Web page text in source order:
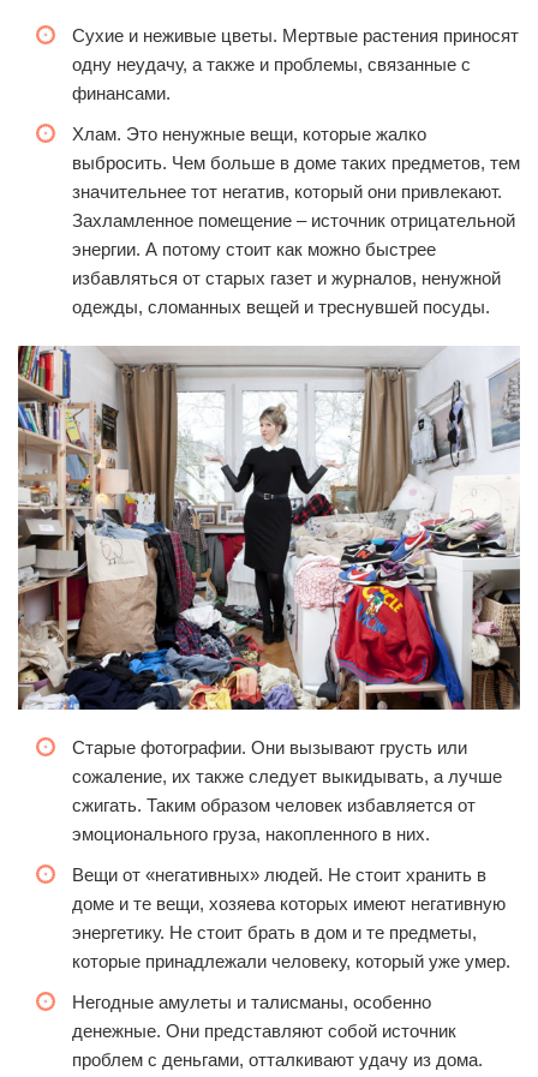
Сухие и неживые цветы. Мертвые растения приносят
одну неудачу, а также и проблемы, связанные с
финансами.
Хлам. Это ненужные вещи, которые жалко
выбросить. Чем больше в доме таких предметов, тем
значительнее тот негатив, который они привлекают.
Захламленное помещение – источник отрицательной
энергии. А потому стоит как можно быстрее
избавляться от старых газет и журналов, ненужной
одежды, сломанных вещей и треснувшей посуды.
Старые фотографии. Они вызывают грусть или
сожаление, их также следует выкидывать, а лучше
сжигать. Таким образом человек избавляется от
эмоционального груза, накопленного в них.
Вещи от «негативных» людей. Не стоит хранить в
доме и те вещи, хозяева которых имеют негативную
энергетику. Не стоит брать в дом и те предметы,
которые принадлежали человеку, который уже умер.
Негодные амулеты и талисманы, особенно
денежные. Они представляют собой источник
проблем с деньгами, отталкивают удачу из дома.